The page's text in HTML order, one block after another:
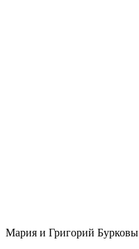
Мария и Григорий Бурковы